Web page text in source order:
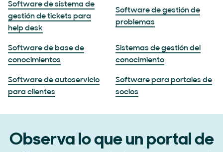
Software de sistema de
gestión de tickets para
help desk
Software de gestión de
problemas
Software de base de
conocimientos
Sistemas de gestión del
conocimiento
Software de autoservicio
para clientes
Software para portales de
socios
Observa lo que un portal de